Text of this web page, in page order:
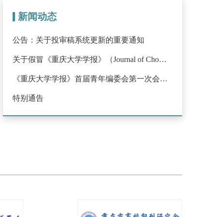
新闻动态
公告：关于投审稿系统更新的重要通知
关于假冒《重庆大学学报》（Journal of Chongqing University）网站及征稿行为的严正声明
《重庆大学学报》首届青年编委会第一次会议举行
特别通告